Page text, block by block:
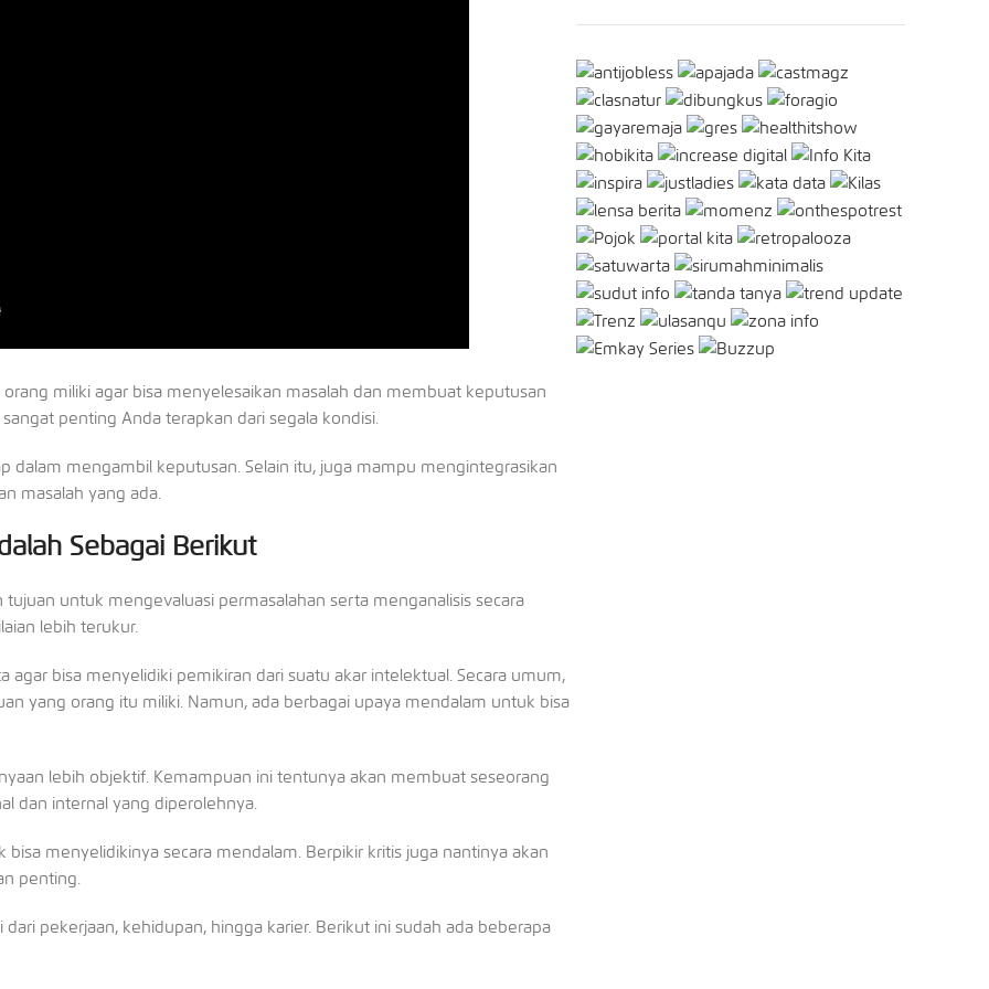
miliki agar bisa menyelesaikan masalah dan membuat keputusan
penting Anda terapkan dari segala kondisi.
dalam mengambil keputusan. Selain itu, juga mampu mengintegrasikan
masalah yang ada.
Sebagai Berikut
untuk mengevaluasi permasalahan serta menganalisis secara
lebih terukur.
bisa menyelidiki pemikiran dari suatu akar intelektual. Secara umum,
yang orang itu miliki. Namun, ada berbagai upaya mendalam untuk bisa
lebih objektif. Kemampuan ini tentunya akan membuat seseorang
dan internal yang diperolehnya.
menyelidikinya secara mendalam. Berpikir kritis juga nantinya akan
penting.
pekerjaan, kehidupan, hingga karier. Berikut ini sudah ada beberapa